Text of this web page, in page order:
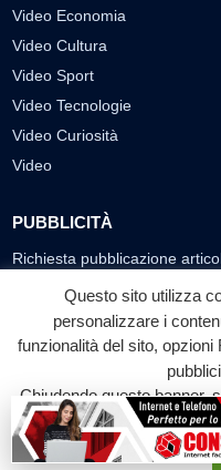
Video Economia
Video Cultura
Video Sport
Video Tecnologie
Video Curiosità
Video
PUBBLICITÀ
Richiesta pubblicazione
SEGUICI SUI SOCIAL
f
Facebook
© 2026
Questo sito utilizza
personalizzare i
funzionalità del sito,
Chiudendo questo banner,
su qualunque suo